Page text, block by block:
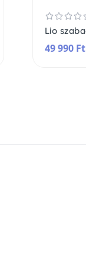
49 990 Ft